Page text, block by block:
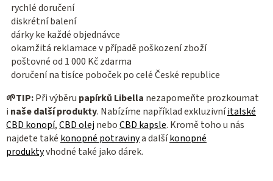
v
p
i
s
u
rychlé doručení
diskrétní balení
dárky ke každé objednávce
okamžitá reklamace v případě poškození zboží
poštovné od 1 000 Kč zdarma
doručení na tisíce poboček po celé České republice
🌱TIP:Při výběru papírků Libella nezapomeňte prozkoumat
i naše další produkty. Nabízíme například exkluzivníitalské
CBD konopí,CBD olejneboCBD kapsle. Kromě toho u nás
najdete také konopné potravinyadalšíkonopné
produktyvhodné také jako dárek.